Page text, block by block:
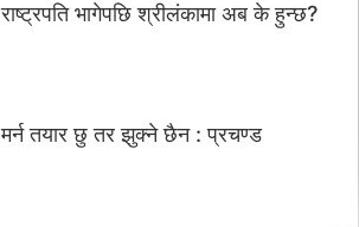
राष्ट्रपति भागेपछि श्रीलंकामा अब के हुन्छ?
मर्न तयार छु तर झुक्ने छैन : प्रचण्ड